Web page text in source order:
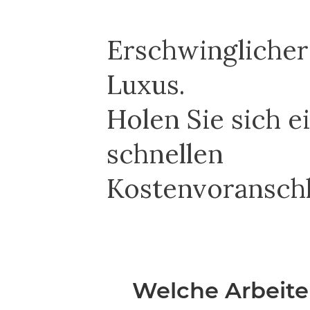
Erschwinglicher
Luxus.
Holen Sie sich
schnellen
Welche